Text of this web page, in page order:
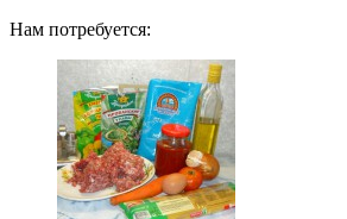
Нам потребуется: